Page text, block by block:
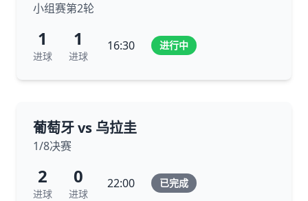
小组赛第2轮
1
进球
1
进球
16:30 进行中
葡萄牙 vs 乌拉圭
1/8决赛
2
进球
0
进球
22:00 已完成